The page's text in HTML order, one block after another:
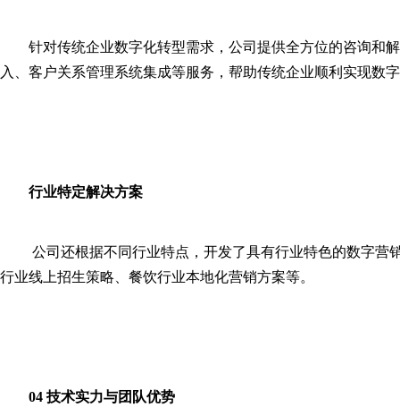
针对传统企业数字化转型需求，公司提供全方位的咨询和
入、客户关系管理系统集成等服务，帮助传统企业顺利实现数
行业特定解决方案
公司还根据不同行业特点，开发了具有行业特色的数字营
行业线上招生策略、餐饮行业本地化营销方案等。
04 技术实力与团队优势